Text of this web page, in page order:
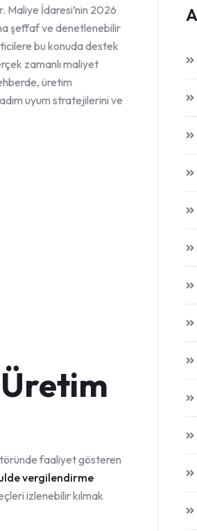
Maliye İdaresi’nin 2026
şeffaf ve denetlenebilir
bu konuda destek
zamanlı maliyet
üretim
uyum stratejilerini ve
faaliyet gösteren
vergilendirme
izlenebilir kılmak